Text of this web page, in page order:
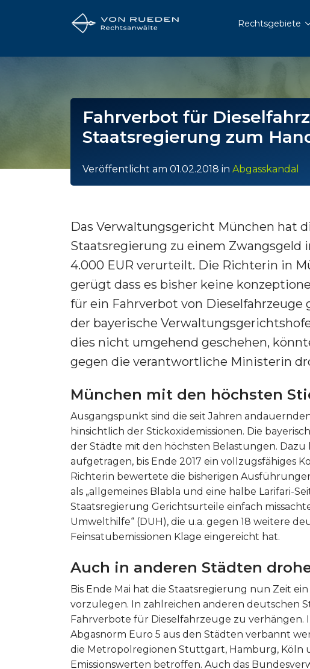
Rechtsgebiete
Fahrverbot für
Staatsregierung zum
Veröffentlicht am 01.02.2018 in Abgasskandal
Das Verwaltungsgericht München hat
Staatsregierung zu einem Zwangsgeld
4.000 EUR verurteilt. Die Richterin in
gerügt dass es bisher keine
für ein Fahrverbot von Dieselfahrzeuge
der bayerische
dies nicht umgehend geschehen,
gegen die verantwortliche Ministerin
München mit den höchsten
Ausgangspunkt sind die seit Jahren
hinsichtlich der Stickoxidemissionen. Die
der Städte mit den höchsten Belastungen. Dazu
aufgetragen, bis Ende 2017 ein vollzugsfähiges
Richterin bewertete die bisherigen
als „allgemeines Blabla und eine halbe Larifari-
Staatsregierung Gerichtsurteile einfach
Umwelthilfe“ (DUH), die u.a. gegen 18 weitere
Feinsatubemissionen Klage eingereicht hat.
Auch in anderen Städten
Bis Ende Mai hat die Staatsregierung nun Zeit
vorzulegen. In zahlreichen anderen deutschen
Fahrverbote für Dieselfahrzeuge zu verhängen.
Abgasnorm Euro 5 aus den Städten verbannt
die Metropolregionen Stuttgart, Hamburg, Köln
Emissionswerten betroffen. Auch das